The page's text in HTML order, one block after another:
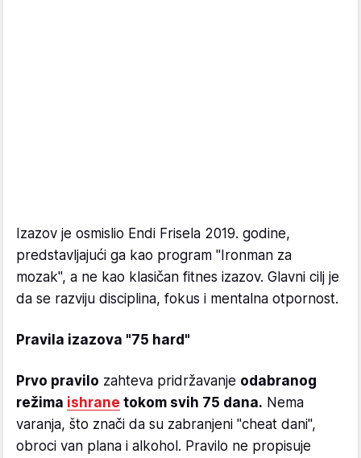
Izazov je osmislio Endi Frisela 2019. godine,
predstavljajući ga kao program "Ironman za
mozak", a ne kao klasičan fitnes izazov. Glavni cilj je
da se razviju disciplina, fokus i mentalna otpornost.
Pravila izazova "75 hard"
Prvo pravilo zahteva pridržavanje odabranog
režima ishrane tokom svih 75 dana. Nema
varanja, što znači da su zabranjeni "cheat dani",
obroci van plana i alkohol. Pravilo ne propisuje